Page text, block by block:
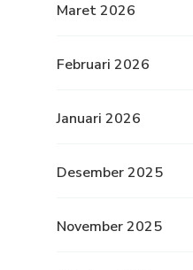
Maret 2026
Februari 2026
Januari 2026
Desember 2025
November 2025